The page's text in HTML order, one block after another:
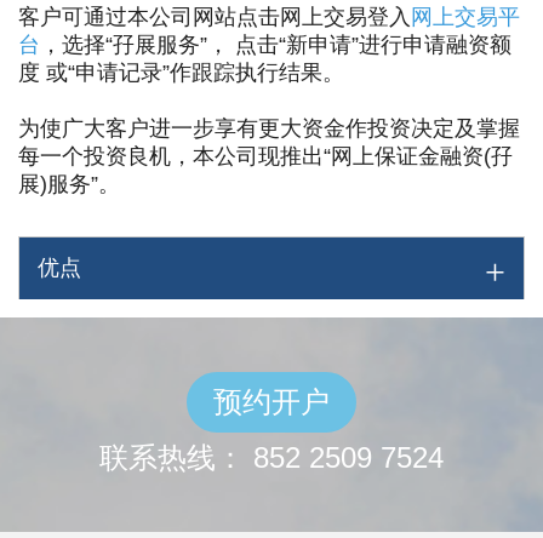
客户可通过本公司网站点击网上交易登入 网上交易平
台 ，选择“孖展服务”， 点击“新申请”进行申请融资额
度 或“申请记录”作跟踪执行结果。
为使广大客户进一步享有更大资金作投资决定及掌握
每一个投资良机，本公司现推出“网上保证金融资(孖
展)服务”。
优点
预约开户
联系热线： 852 2509 7524